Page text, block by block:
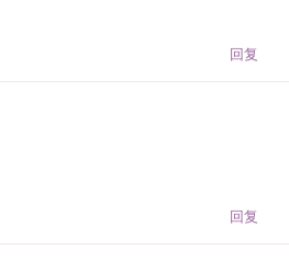
回复
回复